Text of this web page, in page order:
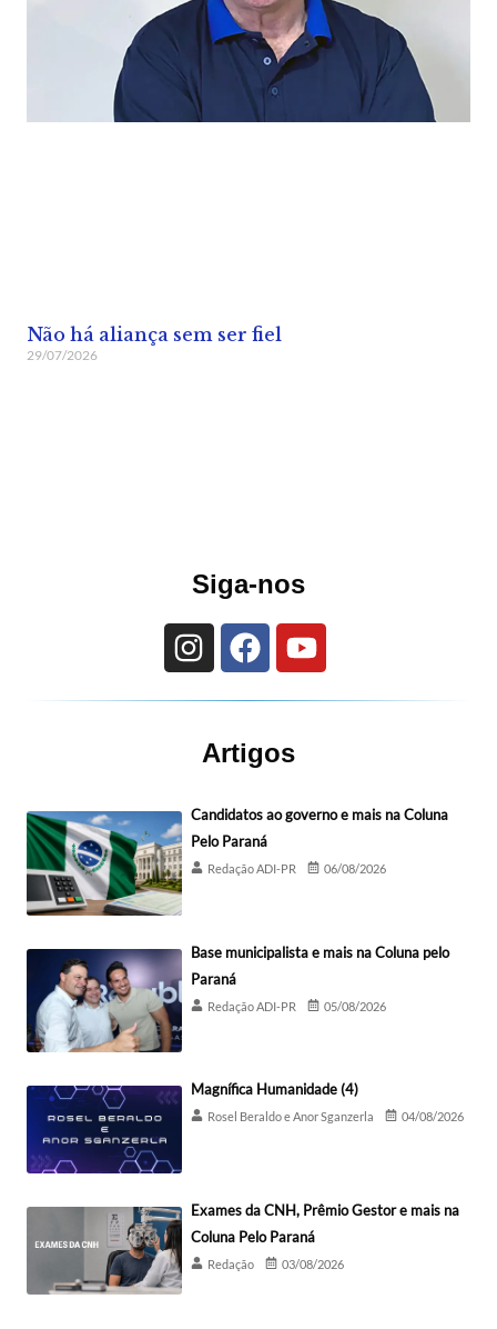
Não há aliança sem ser fiel
29/07/2026
Siga-nos
Artigos
Candidatos ao governo e mais na Coluna
Pelo Paraná
Redação ADI-PR 06/08/2026
Base municipalista e mais na Coluna pelo
Paraná
Redação ADI-PR 05/08/2026
Magnífica Humanidade (4)
Rosel Beraldo e Anor Sganzerla 04/08/2026
Exames da CNH, Prêmio Gestor e mais na
Coluna Pelo Paraná
Redação 03/08/2026